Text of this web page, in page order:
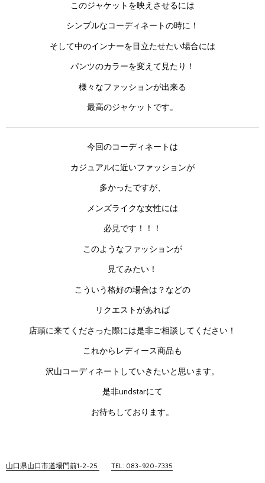
このジャケットを映えさせるには
シンプルなコーディネートの時に！
そして中のインナーを目立たせたい場合には
パンツのカラーを変えて見たり！
様々なファッションが出来る
最高のジャケットです。
今回のコーディネートは
カジュアルに近いファッションが
多かったですが、
メンズライクな女性には
必見です！！！
このようなファッションが
見てみたい！
こういう格好の場合は？などの
リクエストがあれば
店頭に来てくださった際には是非ご相談してください！
これからレディース商品も
沢山コーディネートしていきたいと思います。
是非undstarにて
お待ちしております。
山口県山口市道場門前1-2-25 TEL: 083-920-7335